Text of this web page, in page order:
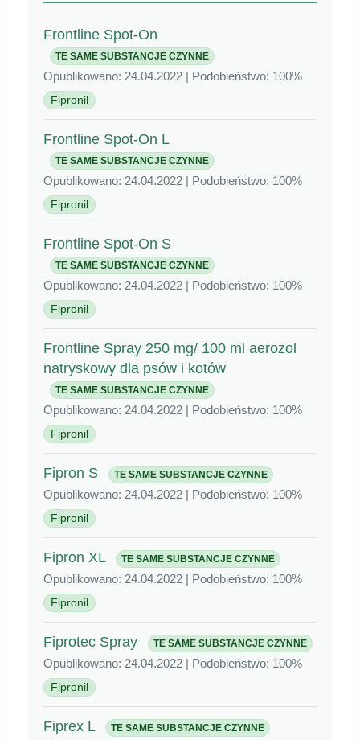
Frontline Spot-On
TE SAME SUBSTANCJE CZYNNE
Opublikowano: 24.04.2022 | Podobieństwo: 100%
Fipronil
Frontline Spot-On L
TE SAME SUBSTANCJE CZYNNE
Opublikowano: 24.04.2022 | Podobieństwo: 100%
Fipronil
Frontline Spot-On S
TE SAME SUBSTANCJE CZYNNE
Opublikowano: 24.04.2022 | Podobieństwo: 100%
Fipronil
Frontline Spray 250 mg/ 100 ml aerozol
natryskowy dla psów i kotów
TE SAME SUBSTANCJE CZYNNE
Opublikowano: 24.04.2022 | Podobieństwo: 100%
Fipronil
Fipron S TE SAME SUBSTANCJE CZYNNE
Opublikowano: 24.04.2022 | Podobieństwo: 100%
Fipronil
Fipron XL TE SAME SUBSTANCJE CZYNNE
Opublikowano: 24.04.2022 | Podobieństwo: 100%
Fipronil
Fiprotec Spray TE SAME SUBSTANCJE CZYNNE
Opublikowano: 24.04.2022 | Podobieństwo: 100%
Fipronil
Fiprex L TE SAME SUBSTANCJE CZYNNE